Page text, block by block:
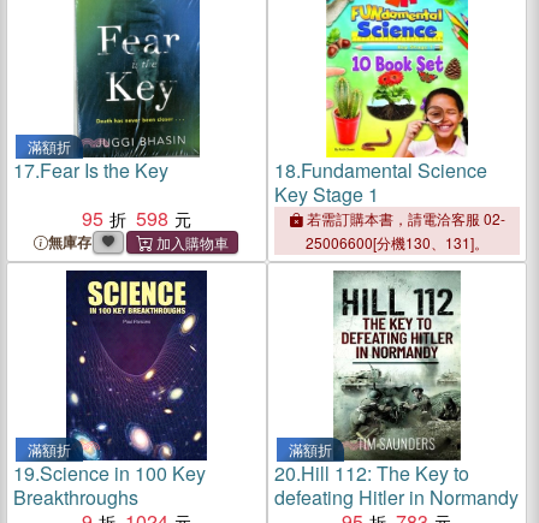
滿額折
17.Fear Is the Key
95
598
無庫存
18.Fundamental Science
Key Stage 1
若需訂購本書，請電洽客服 02-
25006600[分機130、131]。
滿額折
19.Science in 100 Key
Breakthroughs
滿額折
20.Hill 112: The Key to
defeating Hitler in Normandy